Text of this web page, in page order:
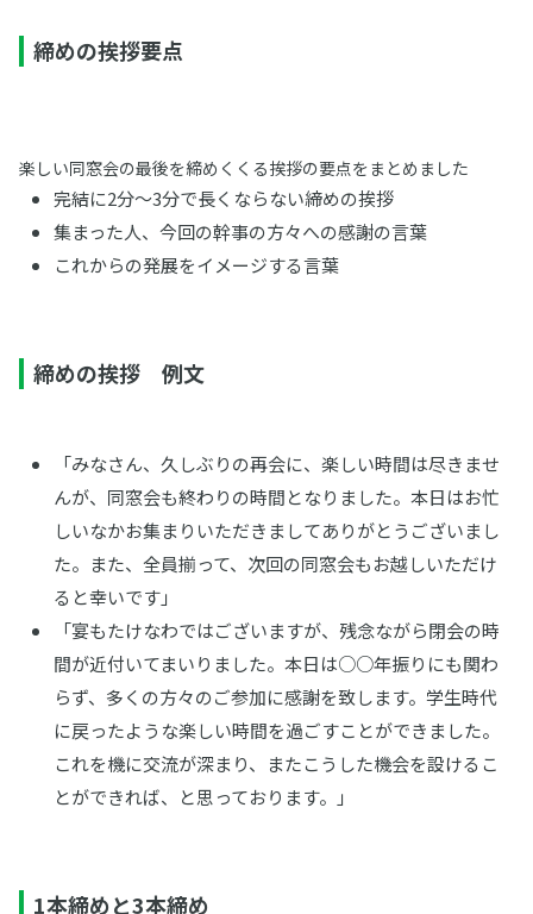
締めの挨拶要点
楽しい同窓会の最後を締めくくる挨拶の要点をまとめました
完結に2分～3分で長くならない締めの挨拶
集まった人、今回の幹事の方々への感謝の言葉
これからの発展をイメージする言葉
締めの挨拶 例文
「みなさん、久しぶりの再会に、楽しい時間は尽きませ
んが、同窓会も終わりの時間となりました。本日はお忙
しいなかお集まりいただきましてありがとうございまし
た。また、全員揃って、次回の同窓会もお越しいただけ
ると幸いです」
「宴もたけなわではございますが、残念ながら閉会の時
間が近付いてまいりました。本日は○○年振りにも関わ
らず、多くの方々のご参加に感謝を致します。学生時代
に戻ったような楽しい時間を過ごすことができました。
これを機に交流が深まり、またこうした機会を設けるこ
とができれば、と思っております。」
1本締めと3本締め